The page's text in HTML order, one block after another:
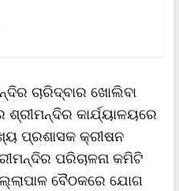
ଚାରିଦ୍ବାର ଖୋଲିବା
କାର୍ଯ୍ୟାଳୟରେ
ପ୍ରଶାସକ କ୍ରୀଷନ
ପରିଚାଳନା କମିଟି
ବୈଠକରେ ଯୋଗ